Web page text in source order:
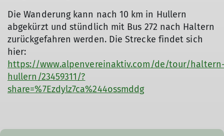
Die Wanderung kann nach 10 km in Hullern
abgekürzt und stündlich mit Bus 272 nach Haltern
zurückgefahren werden. Die Strecke findet sich
hier:
https://www.alpenvereinaktiv.com/de/tour/
hullern/23459311/?
share=%7Ezdylz7ca%244ossmddg